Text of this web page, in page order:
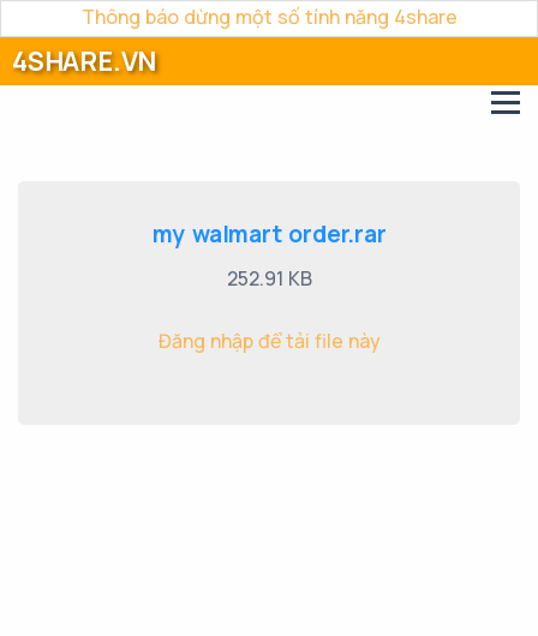
Thông báo dừng một số tính năng 4share
4SHARE.VN
my walmart order.rar
252.91 KB
Đăng nhập để tải file này